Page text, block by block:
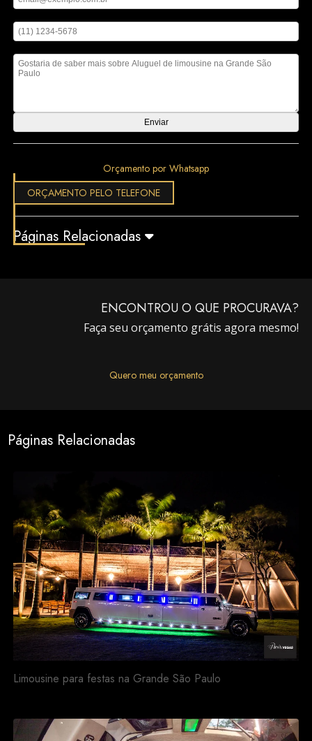
Orçamento por Whatsapp
ORÇAMENTO PELO TELEFONE
Páginas Relacionadas
ENCONTROU O QUE PROCURAVA?
Faça seu orçamento grátis agora mesmo!
Quero meu orçamento
Páginas Relacionadas
Limousine para festas na Grande São Paulo